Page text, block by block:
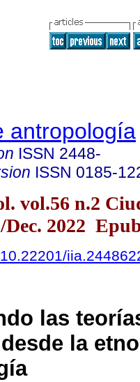
antropología
ISSN 2448-
ISSN 0185-
vol.56 n.2
2022
las
la